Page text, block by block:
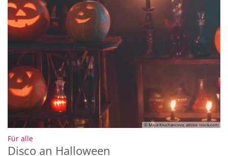
© Maya Kruchancova, adobe stock.com
Für alle:
Disco an Halloween